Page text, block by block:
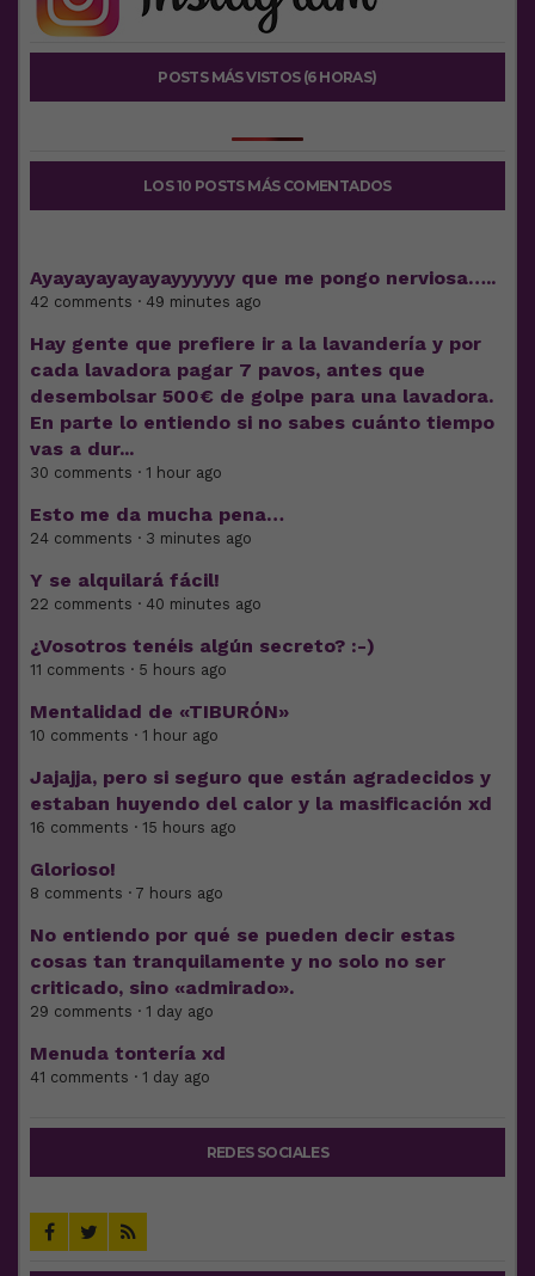
POSTS MÁS VISTOS (6 HORAS)
LOS 10 POSTS MÁS COMENTADOS
Ayayayayayayayyyyyy que me pongo nerviosa…..
42 comments · 49 minutes ago
Hay gente que prefiere ir a la lavandería y por
cada lavadora pagar 7 pavos, antes que
desembolsar 500€ de golpe para una lavadora.
En parte lo entiendo si no sabes cuánto tiempo
vas a dur...
30 comments · 1 hour ago
Esto me da mucha pena…
24 comments · 3 minutes ago
Y se alquilará fácil!
22 comments · 40 minutes ago
¿Vosotros tenéis algún secreto? :-)
11 comments · 5 hours ago
Mentalidad de «TIBURÓN»
10 comments · 1 hour ago
Jajajja, pero si seguro que están agradecidos y
estaban huyendo del calor y la masificación xd
16 comments · 15 hours ago
Glorioso!
8 comments · 7 hours ago
No entiendo por qué se pueden decir estas
cosas tan tranquilamente y no solo no ser
criticado, sino «admirado».
29 comments · 1 day ago
Menuda tontería xd
41 comments · 1 day ago
REDES SOCIALES